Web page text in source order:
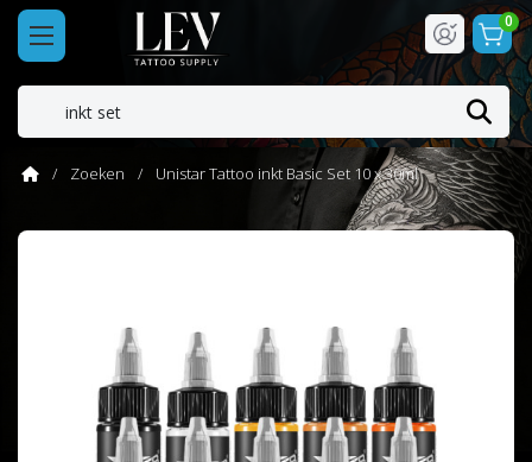
0
Zoeken Unistar Tattoo inkt Basic Set 10 x 30ml